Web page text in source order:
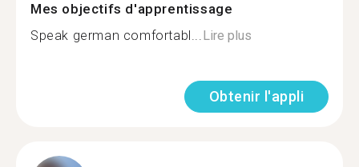
Mes objectifs d'apprentissage
Speak german comfortabl...Lire plus
Obtenir l'appli